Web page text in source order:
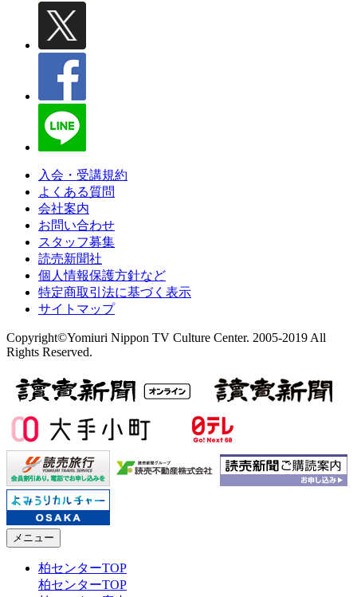
入会・受講規約
よくある質問
会社案内
お問い合わせ
スタッフ募集
読売新聞社
個人情報保護方針など
特定商取引法に基づく表示
サイトマップ
Copyright©Yomiuri Nippon TV Culture Center. 2005-2019 All
Rights Reserved.
メニュー
柏センターTOP
柏センターTOP